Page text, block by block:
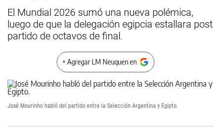
El Mundial 2026 sumó una nueva polémica,
luego de que la delegación egipcia estallara post
partido de octavos de final.
+ Agregar LM Neuquen en
José Mourinho habló del partido entre la Selección Argentina y Egipto.